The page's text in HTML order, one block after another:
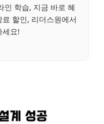
학습, 지금 바로 혜
할인, 리더스원에서
세요!